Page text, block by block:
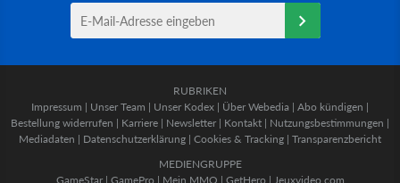
RUBRIKEN
Impressum | Unser Team | Unser Kodex | Über Webedia | Abo kündigen |
Bestellung widerrufen | Karriere | Newsletter | Kontakt | Nutzungsbestimmungen |
Mediadaten | Datenschutzerklärung | Cookies & Tracking | Transparenzbericht
MEDIENGRUPPE